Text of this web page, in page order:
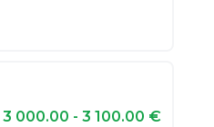
3 000.00 - 3 100.00 €